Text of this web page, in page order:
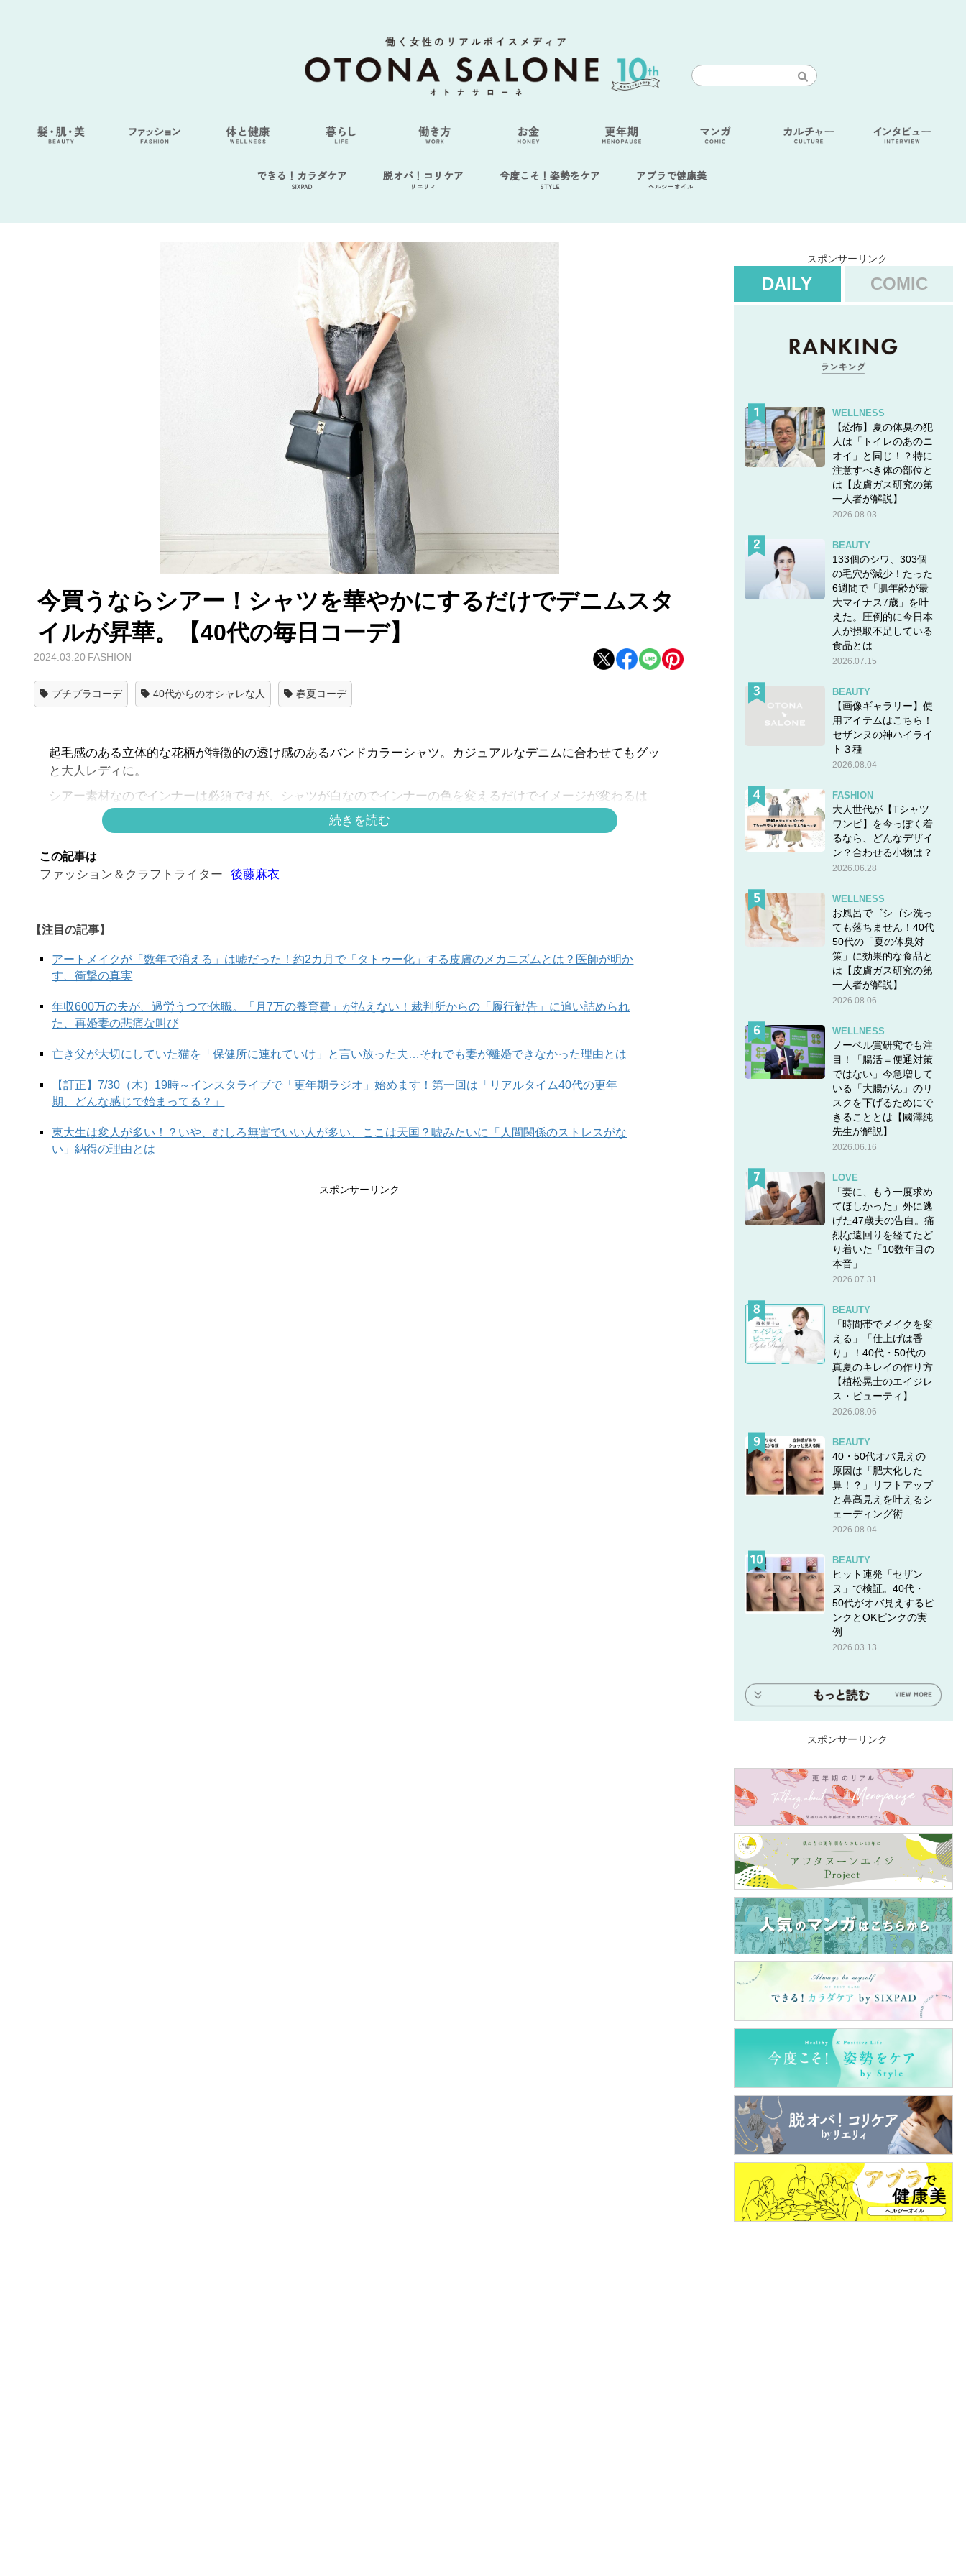
できる！カラダケア
SIXPAD
脱オバ！コリケア
リエリィ
今度こそ！姿勢をケア
STYLE
アブラで健康美
ヘルシーオイル
今買うならシアー！シャツを華やかにするだけでデニムスタ
イルが昇華。【40代の毎日コーデ】
2024.03.20 FASHION
プチプラコーデ 40代からのオシャレな人 春夏コーデ
起毛感のある立体的な花柄が特徴的の透け感のあるバンドカラーシャツ。カジュアルなデニムに合わせてもグッ
と大人レディに。
シアー素材なのでインナーは必須ですが、シャツが白なのでインナーの色を変えるだけでイメージが変わるは
ず。白インナーなら透明感のある着こなしに。
▶▶こちらも人気！！▶▶ 仕事にもプラベにも【ユニクロ】新作ジャケットはダブル。ユニセックスな魅力満点【40
続きを読む
1 2
この記事は
ファッション＆クラフトライター 後藤麻衣
【注目の記事】
アートメイクが「数年で消える」は嘘だった！約2カ月で「タトゥー化」する皮膚のメカニズムとは？医師が明か
す、衝撃の真実
年収600万の夫が、過労うつで休職。「月7万の養育費」が払えない！裁判所からの「履行勧告」に追い詰められ
た、再婚妻の悲痛な叫び
亡き父が大切にしていた猫を「保健所に連れていけ」と言い放った夫…それでも妻が離婚できなかった理由とは
【訂正】7/30（木）19時～インスタライブで「更年期ラジオ」始めます！第一回は「リアルタイム40代の更年
期、どんな感じで始まってる？」
東大生は変人が多い！？いや、むしろ無害でいい人が多い、ここは天国？嘘みたいに「人間関係のストレスがな
い」納得の理由とは
スポンサーリンク
スポンサーリンク
DAILY COMIC
WELLNESS
【恐怖】夏の体臭の犯
人は「トイレのあのニ
オイ」と同じ！？特に
注意すべき体の部位と
は【皮膚ガス研究の第
一人者が解説】
2026.08.03
BEAUTY
133個のシワ、303個
の毛穴が減少！たった
6週間で「肌年齢が最
大マイナス7歳」を叶
えた。圧倒的に今日本
人が摂取不足している
食品とは
2026.07.15
BEAUTY
【画像ギャラリー】使
用アイテムはこちら！
セザンヌの神ハイライ
ト３種
2026.08.04
FASHION
大人世代が【Tシャツ
ワンピ】を今っぽく着
るなら、どんなデザイ
ン？合わせる小物は？
2026.06.28
WELLNESS
お風呂でゴシゴシ洗っ
ても落ちません！40代
50代の「夏の体臭対
策」に効果的な食品と
は【皮膚ガス研究の第
一人者が解説】
2026.08.06
WELLNESS
ノーベル賞研究でも注
目！「腸活＝便通対策
ではない」今急増して
いる「大腸がん」のリ
スクを下げるためにで
きることとは【國澤純
先生が解説】
2026.06.16
LOVE
「妻に、もう一度求め
てほしかった」外に逃
げた47歳夫の告白。痛
烈な遠回りを経てたど
り着いた「10数年目の
本音」
2026.07.31
BEAUTY
「時間帯でメイクを変
える」「仕上げは香
り」！40代・50代の
真夏のキレイの作り方
【植松晃士のエイジレ
ス・ビューティ】
2026.08.06
BEAUTY
40・50代オバ見えの
原因は「肥大化した
鼻！？」リフトアップ
と鼻高見えを叶えるシ
ェーディング術
2026.08.04
BEAUTY
ヒット連発「セザン
ヌ」で検証。40代・
50代がオバ見えするピ
ンクとOKピンクの実
例
2026.03.13
スポンサーリンク